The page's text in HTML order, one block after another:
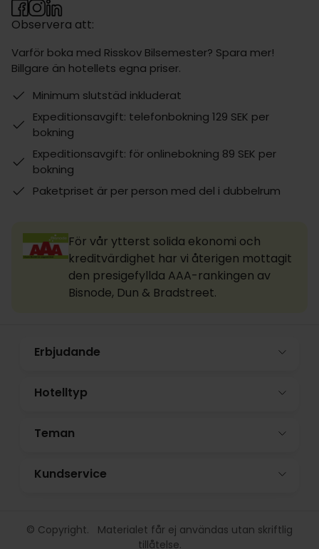
Observera att:
Varför boka med Risskov Bilsemester? Spara mer!
Billgare än hotellets egna priser.
Minimum slutstäd inkluderat
Expeditionsavgift: telefonbokning 129 SEK per
bokning
Expeditionsavgift: för onlinebokning 89 SEK per
bokning
Paketpriset är per person med del i dubbelrum
För vår ytterst solida ekonomi och
kreditvärdighet har vi återigen mottagit
den presigefyllda AAA-rankingen av
Bisnode, Dun & Bradstreet.
Erbjudande
Hotelltyp
Teman
Kundservice
© Copyright. Materialet får ej användas utan skriftlig
tillåtelse.